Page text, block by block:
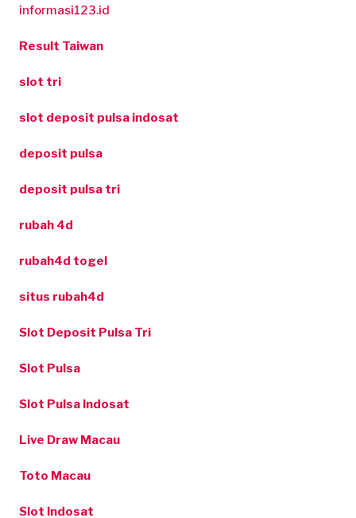
informasi123.id
Result Taiwan
slot tri
slot deposit pulsa indosat
deposit pulsa
deposit pulsa tri
rubah 4d
rubah4d togel
situs rubah4d
Slot Deposit Pulsa Tri
Slot Pulsa
Slot Pulsa Indosat
Live Draw Macau
Toto Macau
Slot Indosat